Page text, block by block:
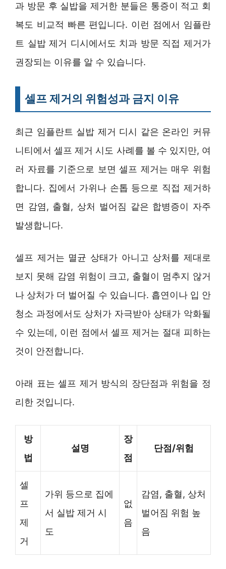
과 방문 후 실밥을 제거한 분들은 통증이 적고 회
복도 비교적 빠른 편입니다. 이런 점에서 임플란
트 실밥 제거 디시에서도 치과 방문 직접 제거가
권장되는 이유를 알 수 있습니다.
셀프 제거의 위험성과 금지 이유
최근 임플란트 실밥 제거 디시 같은 온라인 커뮤
니티에서 셀프 제거 시도 사례를 볼 수 있지만, 여
러 자료를 기준으로 보면 셀프 제거는 매우 위험
합니다. 집에서 가위나 손톱 등으로 직접 제거하
면 감염, 출혈, 상처 벌어짐 같은 합병증이 자주
발생합니다.
셀프 제거는 멸균 상태가 아니고 상처를 제대로
보지 못해 감염 위험이 크고, 출혈이 멈추지 않거
나 상처가 더 벌어질 수 있습니다. 흡연이나 입 안
청소 과정에서도 상처가 자극받아 상태가 악화될
수 있는데, 이런 점에서 셀프 제거는 절대 피하는
것이 안전합니다.
아래 표는 셀프 제거 방식의 장단점과 위험을 정
리한 것입니다.
방
법
설명
장
점
단점/위험
셀
프
제
거
가위 등으로 집에
서 실밥 제거 시
도
없
음
감염, 출혈, 상처
벌어짐 위험 높
음